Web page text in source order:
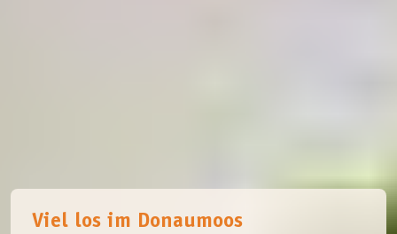
Viel los im Donaumoos